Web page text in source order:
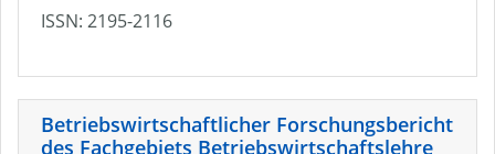
ISSN: 2195-2116
Betriebswirtschaftlicher Forschungsbericht
des Fachgebiets Betriebswirtschaftslehre